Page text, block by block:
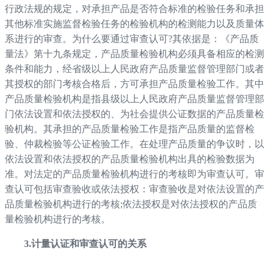
行政法规的规定，对承担产品是否符合标准的检验任务和承担
其他标准实施监督检验任务的检验机构的检测能力以及质量体
系进行的审查。为什么要通过审查认可?其依据是：《产品质
量法》第十九条规定，产品质量检验机构必须具备相应的检测
条件和能力，经省级以上人民政府产品质量监督管理部门或者
其授权的部门考核合格后，方可承担产品质量检验工作。其中
产品质量检验机构是指县级以上人民政府产品质量监督管理部
门依法设置和依法授权的、为社会提供公证数据的产品质量检
验机构。其承担的产品质量检验工作是指产品质量的监督检
验、仲裁检验等公证检验工作。在处理产品质量的争议时，以
依法设置和依法授权的产品质量检验机构出具的检验数据为
准。对法定的产品质量检验机构进行的考核即为审查认可。审
查认可包括审查验收或依法授权：审查验收是对依法设置的产
品质量检验机构进行的考核;依法授权是对依法授权的产品质
量检验机构进行的考核。
3.计量认证和审查认可的关系